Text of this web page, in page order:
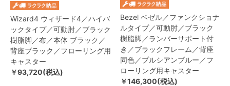
Wizard4 ウィザード4／ハイバ
ックタイプ／可動肘／ブラック
樹脂脚／布／本体 ブラック／
背座ブラック／フローリング用
キャスター
￥93,720(税込)
Bezel ベゼル／ファンクショナ
ルタイプ／可動肘／ブラック
樹脂脚／ランバーサポート付
き／ブラックフレーム／背座
同色／プルシアンブルー／フ
ローリング用キャスター
￥146,300(税込)